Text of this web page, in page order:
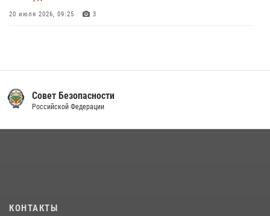
20 июля 2026, 09:25 3
Праздник «Один день с Росгвардией» к 105-летию Центрального
КОНТАКТЫ